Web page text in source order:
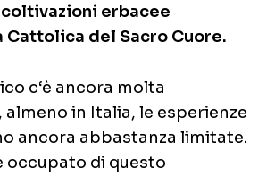
erbacee
Cattolica del Sacro Cuore.
c‘è ancora molta
almeno in Italia, le esperienze
ancora abbastanza limitate.
occupato di questo